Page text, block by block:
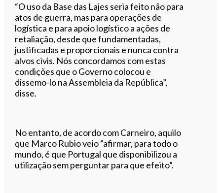
“O uso da Base das Lajes seria feito não para
atos de guerra, mas para operações de
logística e para apoio logístico a ações de
retaliação, desde que fundamentadas,
justificadas e proporcionais e nunca contra
alvos civis. Nós concordamos com estas
condições que o Governo colocou e
dissemo-lo na Assembleia da República”,
disse.
No entanto, de acordo com Carneiro, aquilo
que Marco Rubio veio “afirmar, para todo o
mundo, é que Portugal que disponibilizou a
utilização sem perguntar para que efeito”.